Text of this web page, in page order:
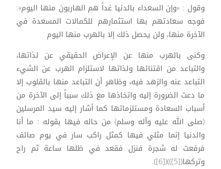
وقول : «وإن السعداء بالدنيا غداً هم الهاربون منها اليوم»:
فوجه سعادتهم بها استثمارهم للكمالات المسعدة في
الآخرة منها، ولن يحصل ذلك إلا بالهرب منها اليوم
وكنى بالهرب منها عن الإعراض الحقيقي عن لذاتها،
والتباعد من اقتنائها ولذاتها لاستلزام الهرب عن الشيء
التباعد عنه والزهد فيه، وظاهر أن التباعد منها بالقلوب إلا
ما دعت الضرورة إليه واتخاذها مع ذلك سبباً إلى الآخرة من
أسباب السعادة ومستلزماتها كما أشار إليه سيد المرسلين
(صلى الله عليه وآله وسلم) من حاله فيها بقوله : ما أنا
والدنيا إنما مثلي فيها كمثل راكب سار في يوم صائف
فرفعت له شجرة فنزل فقعد في ظلها ساعة ثم راح
وتركها([5]))([6]).